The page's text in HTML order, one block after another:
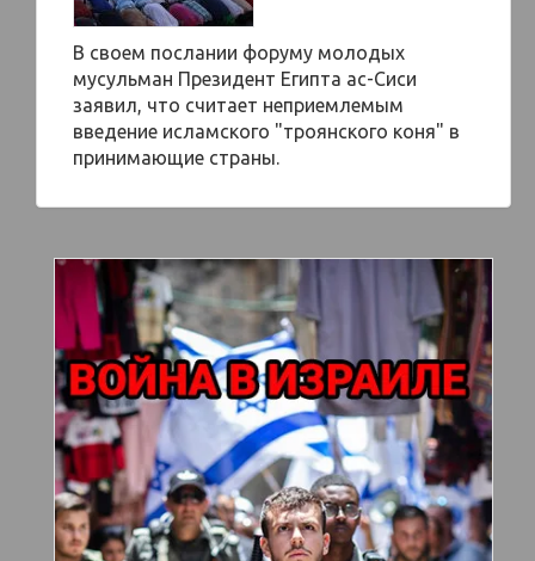
В своем послании форуму молодых
мусульман Президент Египта ас-Сиси
заявил, что считает неприемлемым
введение исламского "троянского коня" в
принимающие страны.